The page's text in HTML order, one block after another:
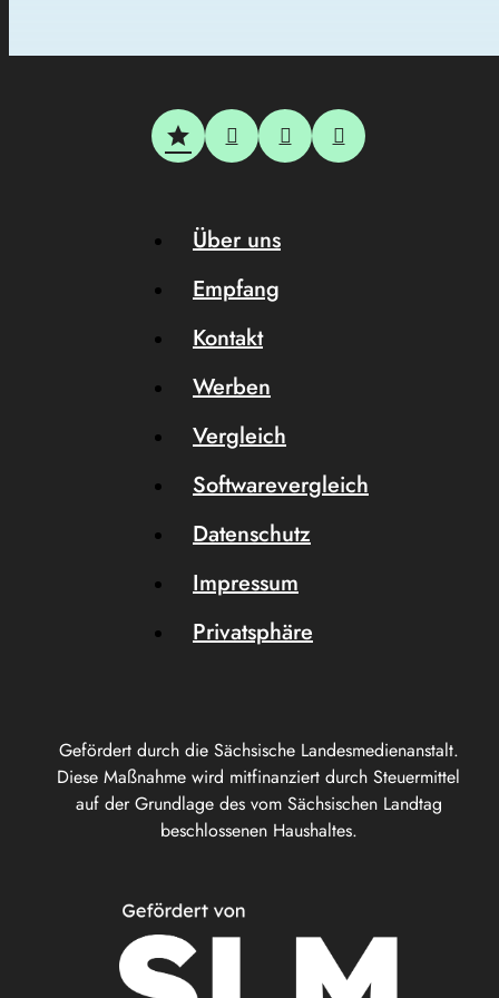
Gefördert durch die Sächsische Landesmedienanstalt.
Diese Maßnahme wird mitfinanziert durch Steuermittel
auf der Grundlage des vom Sächsischen Landtag
beschlossenen Haushaltes.
Über uns
Empfang
Kontakt
Werben
Vergleich
Softwarevergleich
Datenschutz
Impressum
Privatsphäre